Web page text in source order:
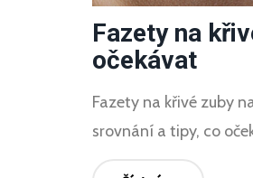
Fazety na
očekávat
Fazety na křivé zuby
srovnání a tipy, co